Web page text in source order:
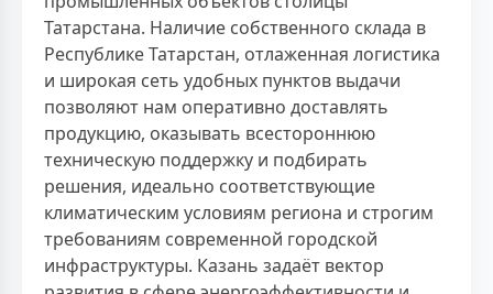
Татарстана. Наличие собственного склада в
Республике Татарстан, отлаженная логистика
и широкая сеть удобных пунктов выдачи
позволяют нам оперативно доставлять
продукцию, оказывать всестороннюю
техническую поддержку и подбирать
решения, идеально соответствующие
климатическим условиям региона и строгим
требованиям современной городской
инфраструктуры. Казань задаёт вектор